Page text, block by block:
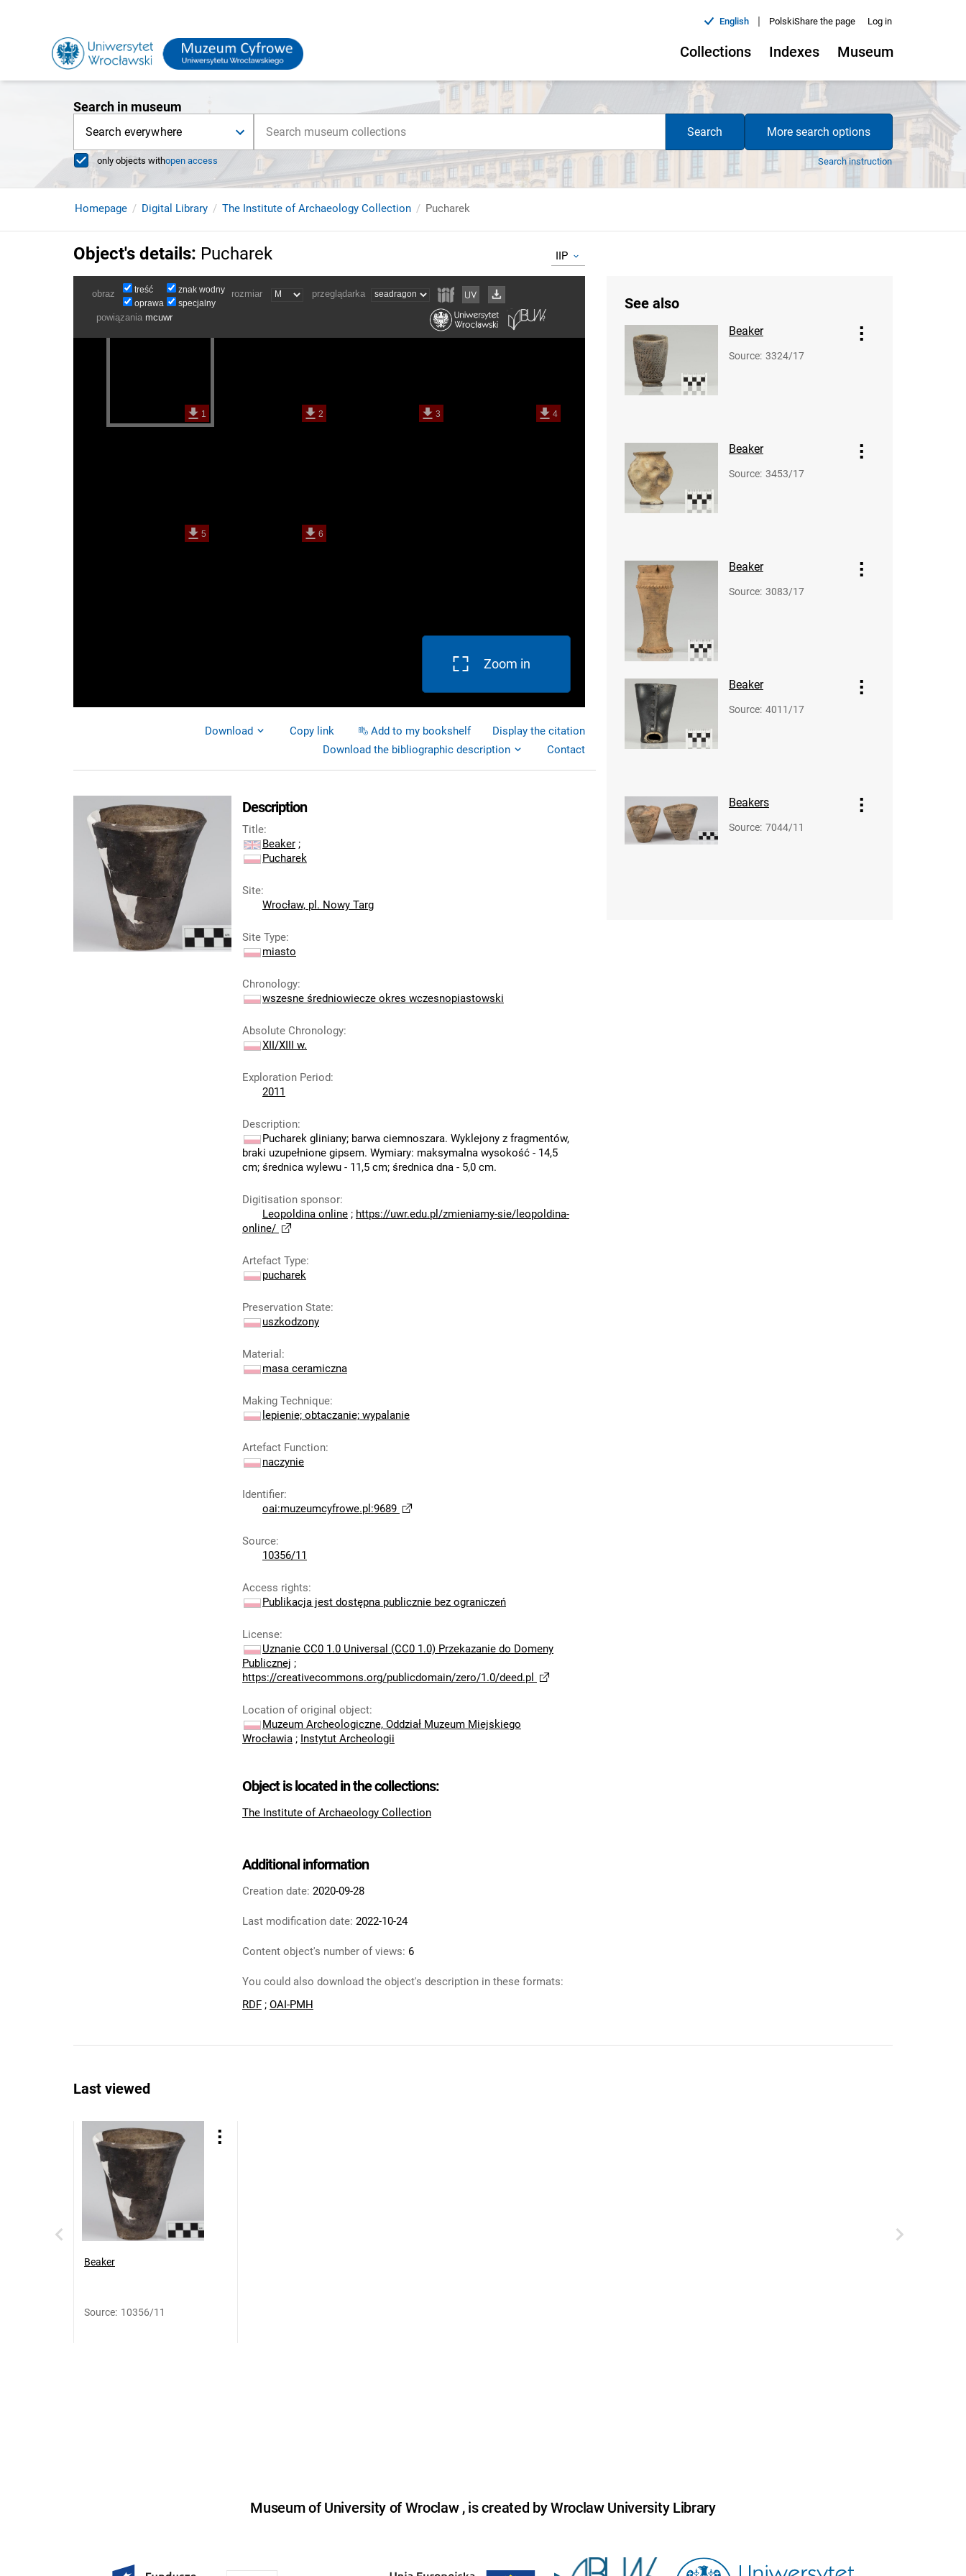
English | PolskiShare the page Log in
Collections Indexes Museum
Search in museum
Search everywhere Search More search options
only objects withopen access Search instruction
Homepage Digital Library The Institute of Archaeology Collection Pucharek
Object's details: Pucharek IIP
Zoom in
Download Copy link Add to my bookshelf
Display the citation
Download the bibliographic description
Contact
Description
Title:
Beaker ;
Pucharek
Site:
Wrocław, pl. Nowy Targ
Site Type:
miasto
Chronology:
wszesne średniowiecze okres wczesnopiastowski
Absolute Chronology:
XII/XIII w.
Exploration Period:
2011
Description:
Pucharek gliniany; barwa ciemnoszara. Wyklejony z fragmentów,
braki uzupełnione gipsem. Wymiary: maksymalna wysokość - 14,5
cm; średnica wylewu - 11,5 cm; średnica dna - 5,0 cm.
Digitisation sponsor:
Leopoldina online ; https://uwr.edu.pl/zmieniamy-sie/leopoldina-
online/
Artefact Type:
pucharek
Preservation State:
uszkodzony
Material :
masa ceramiczna
Making Technique:
lepienie; obtaczanie; wypalanie
Artefact Function:
naczynie
Identifier:
oai:muzeumcyfrowe.pl:9689
Source:
10356/11
Access rights:
Publikacja jest dostępna publicznie bez ograniczeń
License:
Uznanie CC0 1.0 Universal (CC0 1.0) Przekazanie do Domeny
Publicznej ;
https://creativecommons.org/publicdomain/zero/1.0/deed.pl
Location of original object:
Muzeum Archeologiczne, Oddział Muzeum Miejskiego
Wrocławia ; Instytut Archeologii
Object is located in the collections:
The Institute of Archaeology Collection
Additional information
Creation date: 2020-09-28
Last modification date: 2022-10-24
Content object's number of views: 6
You could also download the object's description in these formats:
RDF ; OAI-PMH
See also
Beaker
Source: 3324/17
Beaker
Source: 3453/17
Beaker
Source: 3083/17
Beaker
Source: 4011/17
Beakers
Source: 7044/11
Last viewed
Beaker
Source: 10356/11
Museum of University of Wroclaw , is created by Wroclaw University Library